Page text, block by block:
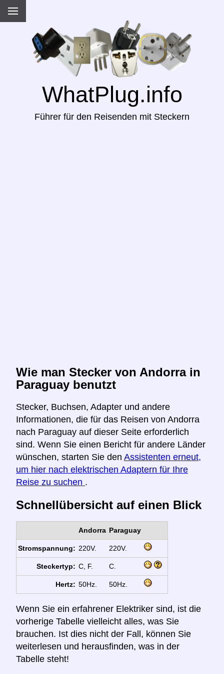
WhatPlug.info
Führer für den Reisenden mit Steckern
Wie man Stecker von Andorra in
Paraguay benutzt
Stecker, Buchsen, Adapter und andere
Informationen, die für das Reisen von Andorra
nach Paraguay auf dieser Seite erforderlich
sind. Wenn Sie einen Bericht für andere Länder
wünschen, starten Sie den Assistenten erneut,
um hier nach elektrischen Adaptern für Ihre
Reise zu suchen .
Schnellübersicht auf einen Blick
Andorra Paraguay
Stromspannung: 220V. 220V.
Steckertyp: C, F. C.
Hertz: 50Hz. 50Hz.
Wenn Sie ein erfahrener Elektriker sind, ist die
vorherige Tabelle vielleicht alles, was Sie
brauchen. Ist dies nicht der Fall, können Sie
weiterlesen und herausfinden, was in der
Tabelle steht!